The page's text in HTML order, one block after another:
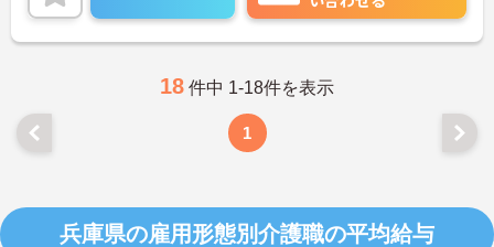
18 件中 1-18件を表示
1
兵庫県の雇用形態別介護職の平均給与